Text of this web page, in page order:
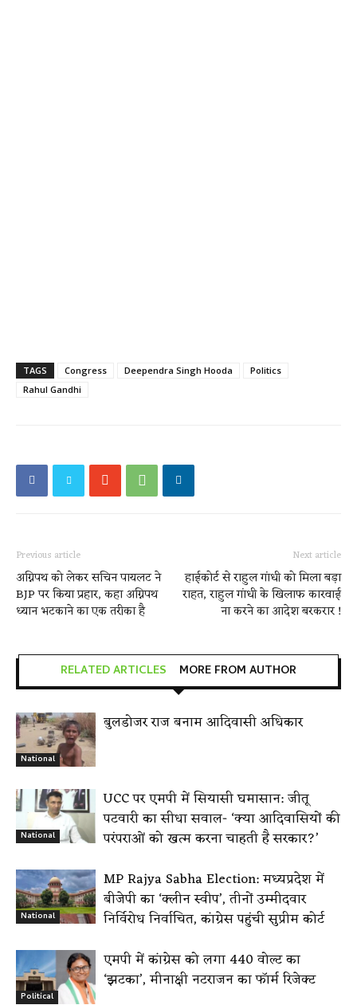
TAGS Congress Deependra Singh Hooda
Politics
Rahul Gandhi
Previous article
अग्निपथ को लेकर सचिन पायलट ने
BJP पर किया प्रहार, कहा अग्निपथ
ध्यान भटकाने का एक तरीका है
Next article
हाईकोर्ट से राहुल गांधी को मिला बड़ा
राहत, राहुल गांधी के खिलाफ कारवाई
ना करने का आदेश बरकरार !
RELATED ARTICLES MORE FROM AUTHOR
National
बुलडोजर राज बनाम आदिवासी अधिकार
National
UCC पर एमपी में सियासी घमासान: जीतू
पटवारी का सीधा सवाल- ‘क्या आदिवासियों की
परंपराओं को खत्म करना चाहती है सरकार?’
National
MP Rajya Sabha Election: मध्यप्रदेश में
बीजेपी का ‘क्लीन स्वीप’, तीनों उम्मीदवार
निर्विरोध निर्वाचित, कांग्रेस पहुंची सुप्रीम कोर्ट
Political
एमपी में कांग्रेस को लगा 440 वोल्ट का
‘झटका’, मीनाक्षी नटराजन का फॉर्म रिजेक्ट